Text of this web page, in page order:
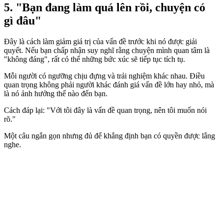
5. "Bạn đang làm quá lên rồi, chuyện có
gì đâu"
Đây là cách làm giảm giá trị của vấn đề trước khi nó được giải
quyết. Nếu bạn chấp nhận suy nghĩ rằng chuyện mình quan tâm là
"không đáng", rất có thể những bức xúc sẽ tiếp tục tích tụ.
Mỗi người có ngưỡng chịu đựng và trải nghiệm khác nhau. Điều
quan trọng không phải người khác đánh giá vấn đề lớn hay nhỏ, mà
là nó ảnh hưởng thế nào đến bạn.
Cách đáp lại: "Với tôi đây là vấn đề quan trọng, nên tôi muốn nói
rõ."
Một câu ngắn gọn nhưng đủ để khẳng định bạn có quyền được lắng
nghe.